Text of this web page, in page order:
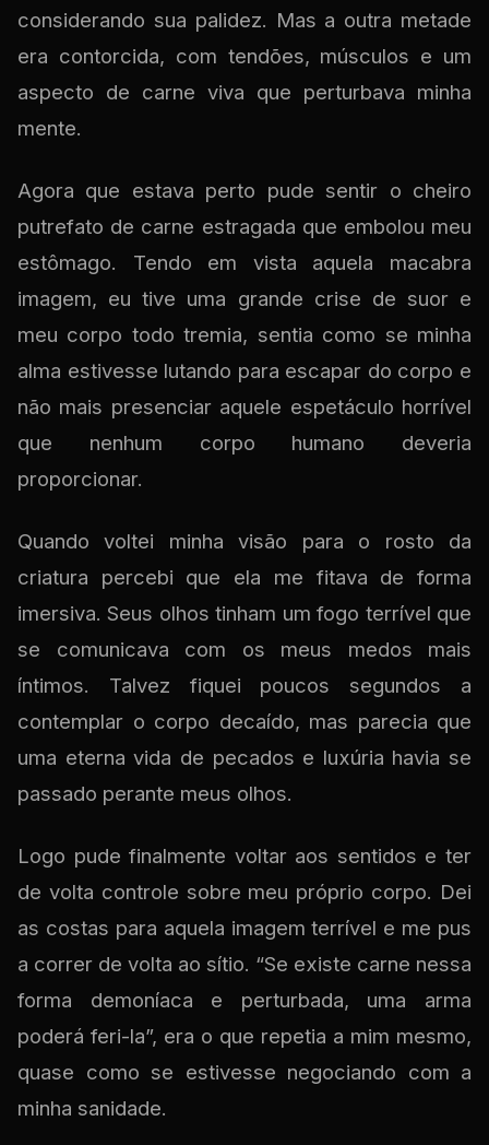
considerando sua palidez. Mas a outra metade
era contorcida, com tendões, músculos e um
aspecto de carne viva que perturbava minha
mente.
Agora que estava perto pude sentir o cheiro
putrefato de carne estragada que embolou meu
estômago. Tendo em vista aquela macabra
imagem, eu tive uma grande crise de suor e
meu corpo todo tremia, sentia como se minha
alma estivesse lutando para escapar do corpo e
não mais presenciar aquele espetáculo horrível
que nenhum corpo humano deveria
proporcionar.
Quando voltei minha visão para o rosto da
criatura percebi que ela me fitava de forma
imersiva. Seus olhos tinham um fogo terrível que
se comunicava com os meus medos mais
íntimos. Talvez fiquei poucos segundos a
contemplar o corpo decaído, mas parecia que
uma eterna vida de pecados e luxúria havia se
passado perante meus olhos.
Logo pude finalmente voltar aos sentidos e ter
de volta controle sobre meu próprio corpo. Dei
as costas para aquela imagem terrível e me pus
a correr de volta ao sítio. “Se existe carne nessa
forma demoníaca e perturbada, uma arma
poderá feri-la”, era o que repetia a mim mesmo,
quase como se estivesse negociando com a
minha sanidade.